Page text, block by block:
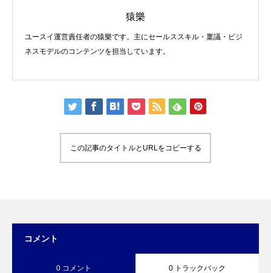
猿樂
ユースイ運営責任者の猿樂です。主にセールススキル・稟議・ビジ
ネスモデルのコンテンツを担当しています。
この記事のタイトルとURLをコピーする
コメント
0 コメント 0 トラックバック